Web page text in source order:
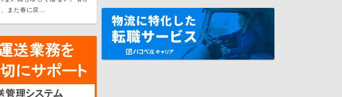
また春に戻...